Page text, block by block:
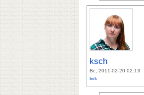
ksch
Вс, 2011-02-20 02:19
link